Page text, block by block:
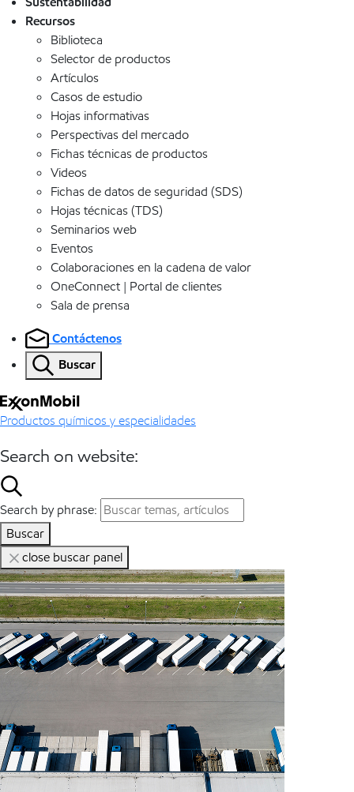
Recursos
Biblioteca
Selector de productos
Artículos
Casos de estudio
Hojas informativas
Perspectivas del mercado
Fichas técnicas de productos
Videos
Fichas de datos de seguridad (SDS)
Hojas técnicas (TDS)
Seminarios web
Eventos
Colaboraciones en la cadena de valor
OneConnect | Portal de clientes
Sala de prensa
Contáctenos
Buscar
Productos químicos y especialidades
Search on website:
Search by phrase:
Buscar
close buscar panel